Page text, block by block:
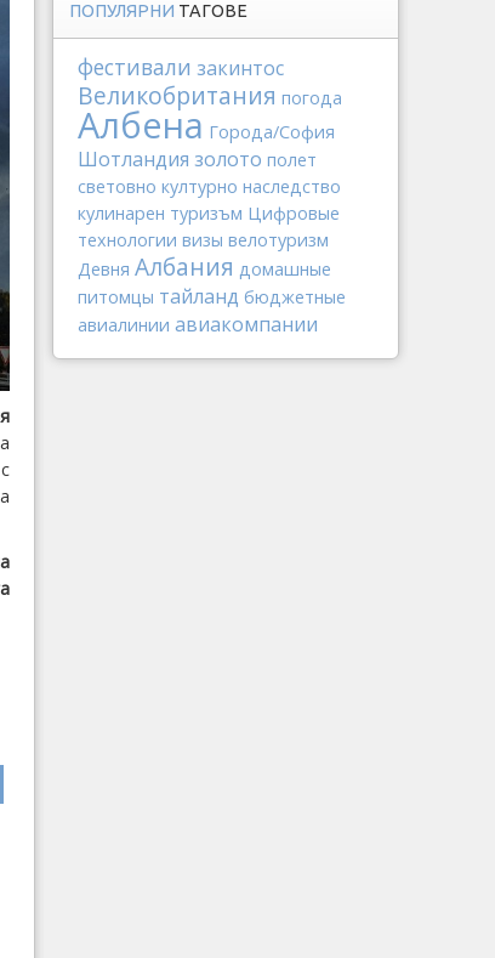
ПОПУЛЯРНИ ТАГОВЕ
фестивали закинтос
Великобритания погода
Албена Города/София
Шотландия золото полет
световно културно наследство
кулинарен туризъм Цифровые
технологии визы велотуризм
Девня Албания домашные
питомцы тайланд бюджетные
авиалинии авиакомпании